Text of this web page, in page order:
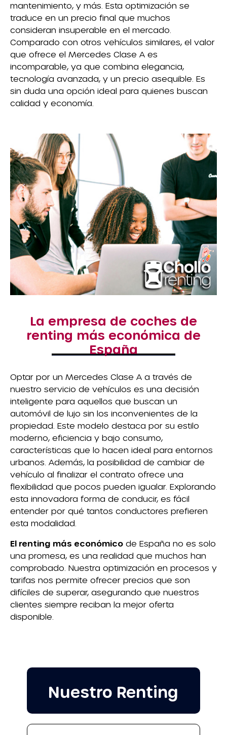
mantenimiento, y más. Esta optimización se
traduce en un precio final que muchos
consideran insuperable en el mercado.
Comparado con otros vehículos similares, el valor
que ofrece el Mercedes Clase A es
incomparable, ya que combina elegancia,
tecnología avanzada, y un precio asequible. Es
sin duda una opción ideal para quienes buscan
calidad y economía.
La empresa de coches de
renting más económica de
España
Optar por un Mercedes Clase A a través de
nuestro servicio de vehículos es una decisión
inteligente para aquellos que buscan un
automóvil de lujo sin los inconvenientes de la
propiedad. Este modelo destaca por su estilo
moderno, eficiencia y bajo consumo,
características que lo hacen ideal para entornos
urbanos. Además, la posibilidad de cambiar de
vehículo al finalizar el contrato ofrece una
flexibilidad que pocos pueden igualar. Explorando
esta innovadora forma de conducir, es fácil
entender por qué tantos conductores prefieren
esta modalidad.
El renting más económico de España no es solo
una promesa, es una realidad que muchos han
comprobado. Nuestra optimización en procesos y
tarifas nos permite ofrecer precios que son
difíciles de superar, asegurando que nuestros
clientes siempre reciban la mejor oferta
disponible.
Nuestro Renting